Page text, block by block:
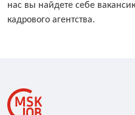
нас вы найдете себе
кадрового агентства.